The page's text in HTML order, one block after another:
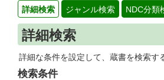
詳細検索 ジャンル検索 NDC分類
詳細検索
詳細な条件を設定して、蔵書を検索す
検索条件